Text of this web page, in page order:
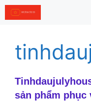
Skip
to
sản phẩm phục